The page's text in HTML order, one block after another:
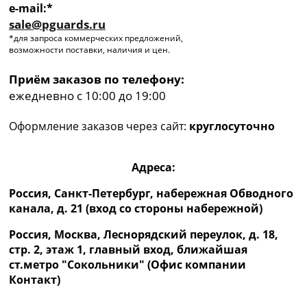
e-mail:*
sale@pguards.ru
*для запроса коммерческих предложений,
возможности поставки, наличия и цен.
Приём заказов по телефону:
ежедневно с 10:00 до 19:00
Оформление заказов через сайт: круглосуточно
Адреса:
Россия, Санкт-Петербург, набережная Обводного
канала, д. 21 (вход со стороны набережной)
Россия, Москва, Леснорядский переулок, д. 18,
стр. 2, этаж 1, главный вход, ближайшая
ст.метро "Сокольники" (Офис компании
Контакт)